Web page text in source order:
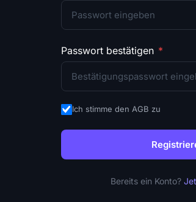
Passwort bestätigen *
Ich stimme den AGB zu
Bereits ein Konto?